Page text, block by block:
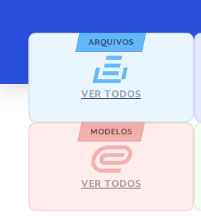
ARQUIVOS
VER TODOS
MODELOS
VER TODOS